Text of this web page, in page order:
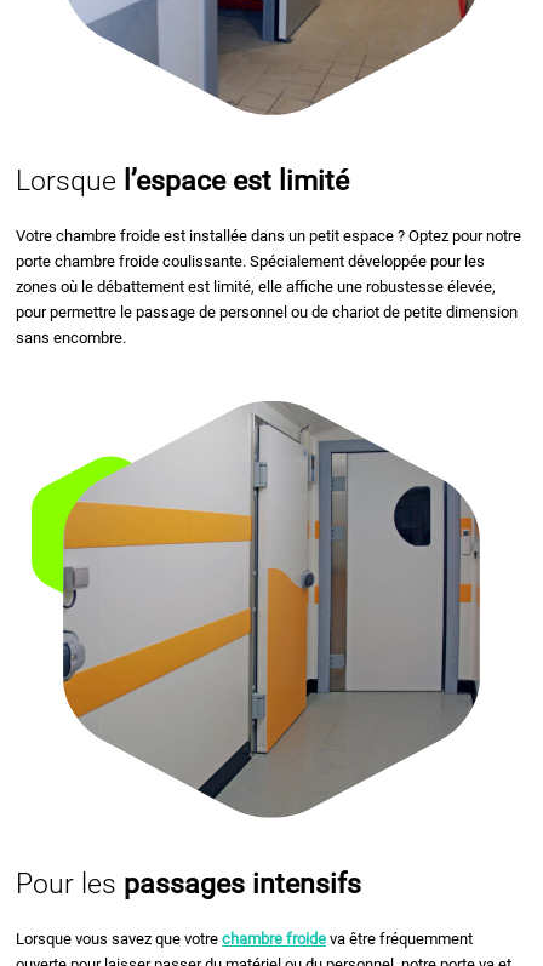
Lorsque l’espace est limité
Votre chambre froide est installée dans un petit espace ? Optez pour notre
porte chambre froidecoulissante. Spécialement développée pour les
zones où le débattement est limité, elle affiche une robustesse élevée,
pour permettre le passage de personnel ou de chariot de petite dimension
sans encombre.
Pour les passages intensifs
Lorsque vous savez que votrechambre froide va être fréquemment